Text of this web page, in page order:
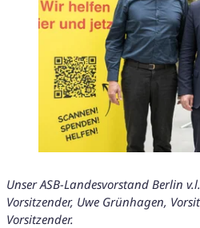
Unser ASB-Landesvorstand Berlin
Vorsitzender, Uwe Grünhagen,
Vorsitzender.